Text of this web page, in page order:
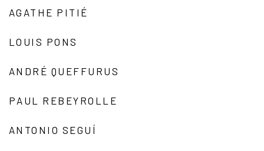
AGATHE PITIÉ
LOUIS PONS
ANDRÉ QUEFFURUS
PAUL REBEYROLLE
ANTONIO SEGUÍ